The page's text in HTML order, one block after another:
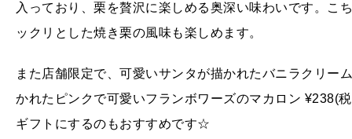
入っており、栗を贅沢に楽しめる奥深い味わいです。こ
ックリとした焼き栗の風味も楽しめます。
また店舗限定で、可愛いサンタが描かれたバニラクリー
かれたピンクで可愛いフランボワーズのマカロン ¥238(
ギフトにするのもおすすめです☆